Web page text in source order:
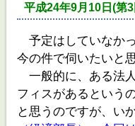
平成24年9月10日(第
予定はしていなか
今の件で伺いたいと
一般的に、ある法
フィスがあるという
と思うのですが、い